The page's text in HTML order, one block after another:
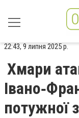
22:43, 9 липня 2025 р.
Хмари
потужної